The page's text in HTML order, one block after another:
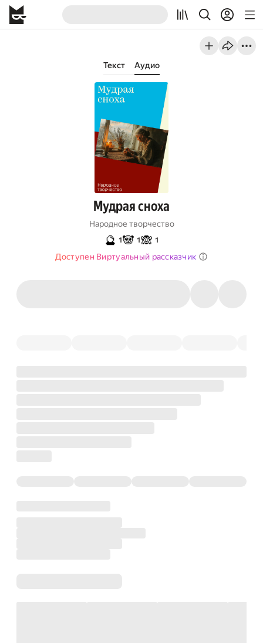
Текст Аудио
Мудрая сноха
Народное творчество
🔮 1🐼 1🙈 1
Доступен Виртуальный рассказчик